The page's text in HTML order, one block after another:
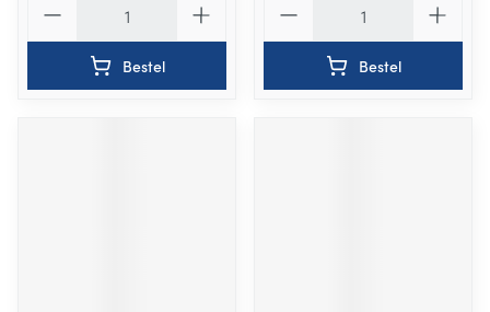
Bestel Bestel